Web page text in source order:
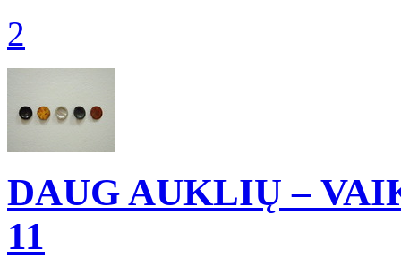
2
DAUG AUKLIŲ –
11